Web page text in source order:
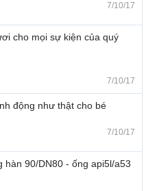
7/10/17
cho mọi sự kiện của quý
7/10/17
động như thật cho bé
7/10/17
hàn 90/DN80 - ống api5l/a53